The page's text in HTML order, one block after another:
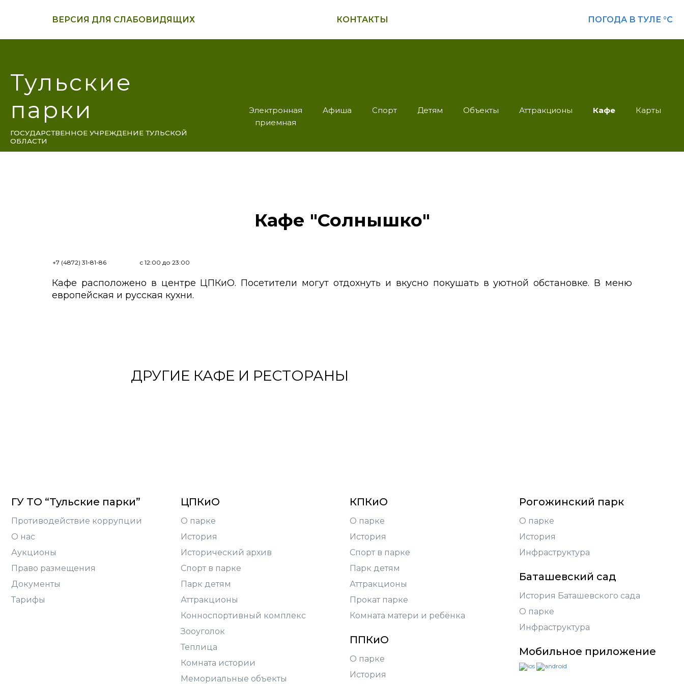
ВЕРСИЯ ДЛЯ СЛАБОВИДЯЩИХ КОНТАКТЫ ПОГОДА В ТУЛЕ °C
Тульские
парки
ГОСУДАРСТВЕННОЕ УЧРЕЖДЕНИЕ ТУЛЬСКОЙ
ОБЛАСТИ
Электронная
приемная
Афиша Спорт Детям Объекты Аттракционы Кафе Карты
Кафе "Солнышко"
+7 (4872) 31-81-86 с 12:00 до 23:00
Кафе расположено в центре ЦПКиО. Посетители могут отдохнуть и вкусно покушать в уютной обстановке. В меню
европейская и русская кухни.
ДРУГИЕ КАФЕ И РЕСТОРАНЫ
ГУ ТО “Тульские парки”
Противодействие коррупции
О нас
Аукционы
Право размещения
Документы
Тарифы
ЦПКиО
О парке
История
Исторический архив
Спорт в парке
Парк детям
Аттракционы
Конноспортивный комплекс
Зооуголок
Теплица
Комната истории
Мемориальные объекты
КПКиО
О парке
История
Спорт в парке
Парк детям
Аттракционы
Прокат парке
Комната матери и ребёнка
ППКиО
О парке
История
Рогожинский парк
О парке
История
Инфраструктура
Баташевский сад
История Баташевского сада
О парке
Инфраструктура
Мобильное приложение